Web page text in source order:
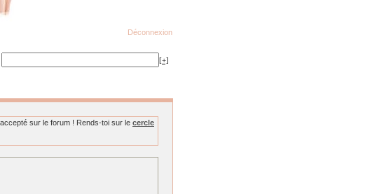
Déconnexion
[+]
sur le forum ! Rends-toi sur le cercle